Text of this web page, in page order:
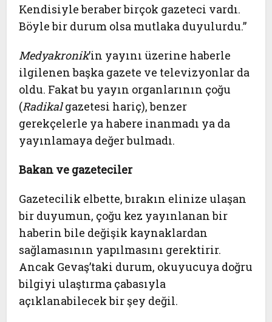
Kendisiyle beraber birçok gazeteci vardı.
Böyle bir durum olsa mutlaka duyulurdu.”
Medyakronik’in yayını üzerine haberle
ilgilenen başka gazete ve televizyonlar da
oldu. Fakat bu yayın organlarının çoğu
(Radikalgazetesi hariç), benzer
gerekçelerle ya habere inanmadı ya da
yayınlamaya değer bulmadı.
Bakan ve gazeteciler
Gazetecilik elbette, bırakın elinize ulaşan
bir duyumun, çoğu kez yayınlanan bir
haberin bile değişik kaynaklardan
sağlamasının yapılmasını gerektirir.
Ancak Gevaş’taki durum, okuyucuya doğru
bilgiyi ulaştırma çabasıyla
açıklanabilecek bir şey değil.